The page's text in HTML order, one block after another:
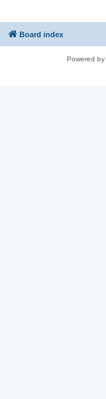
Board index
Powered by